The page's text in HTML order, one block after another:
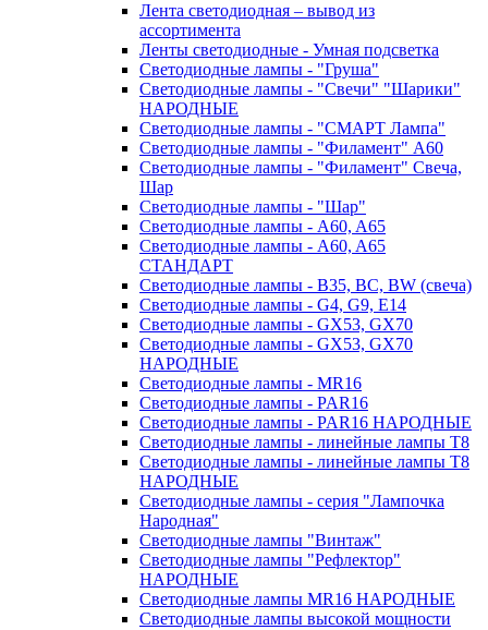
Лента светодиодная – вывод из
ассортимента
Ленты светодиодные - Умная подсветка
Светодиодные лампы - "Груша"
Светодиодные лампы - "Свечи" "Шарики"
НАРОДНЫЕ
Светодиодные лампы - "СМАРТ Лампа"
Светодиодные лампы - "Филамент" A60
Светодиодные лампы - "Филамент" Свеча,
Шар
Светодиодные лампы - "Шар"
Светодиодные лампы - A60, A65
Светодиодные лампы - A60, A65
СТАНДАРТ
Светодиодные лампы - B35, BC, BW (свеча)
Светодиодные лампы - G4, G9, Е14
Светодиодные лампы - GX53, GX70
Светодиодные лампы - GX53, GX70
НАРОДНЫЕ
Светодиодные лампы - MR16
Светодиодные лампы - PAR16
Светодиодные лампы - PAR16 НАРОДНЫЕ
Светодиодные лампы - линейные лампы T8
Светодиодные лампы - линейные лампы T8
НАРОДНЫЕ
Светодиодные лампы - серия "Лампочка
Народная"
Светодиодные лампы "Винтаж"
Светодиодные лампы "Рефлектор"
НАРОДНЫЕ
Светодиодные лампы MR16 НАРОДНЫЕ
Светодиодные лампы высокой мощности